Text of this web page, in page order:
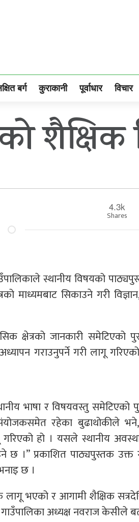
बर्ग कुराकानी पूर्वाधार विचार
4.3k
Shares
स्थानीय विषयको
माध्यमबाट सिकाउने गरी
क्षेत्रको जानकारी
गराउनुपर्ने गरी लागू
भाषा र विषयवस्तु समेटिएको
रहेका बुढाथोकीले भने,
हो । यसले स्थानीय
छ ।” प्रकाशित पाठ्यपुस्तक उक्त
छ ।
लागू भएको र आगामी शैक्षिक
अध्यक्ष नवराज केसीले